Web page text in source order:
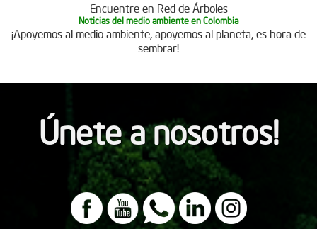
Encuentre en Red de Árboles
Noticias del medio ambiente en Colombia
¡Apoyemos al medio ambiente, apoyemos al planeta, es hora de
sembrar!
Únete a nosotros!